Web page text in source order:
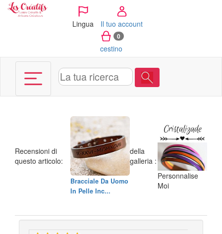
Lingua Il tuo account
0
cestino
Recensioni di
questo articolo:
Bracciale Da Uomo
In Pelle Inc...
della
galleria :
Personnalise
Moi
Pannello di gestione dei cookies